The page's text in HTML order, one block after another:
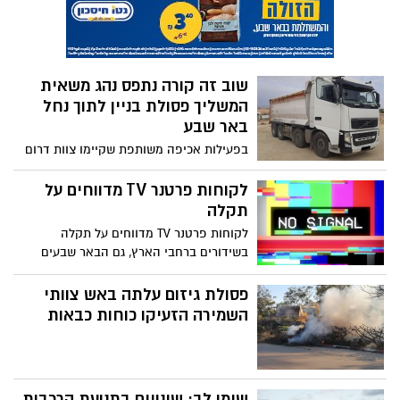
קטטה המונית מלווה ידויי אבנים
וירי ביישוב דריג'את בנגב
משטרת ישראל פתחה בחקירת חשד לרצח
ביישוב דריג'את וביצעה מעצרו של חשוד
רועה צאן נפצע בתל ערד ככל
הנראה נכנס לשטח אש
מי ריסס באופקים גרפיטי נגד
במרחב הציבורי בעיר אופקים